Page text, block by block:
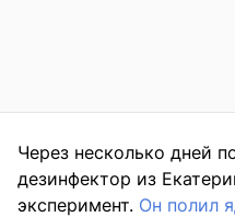
Через несколько дней
дезинфектор из
эксперимент. Он полил